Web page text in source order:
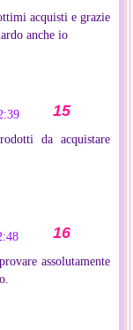
acquisti e grazie
anche io
da acquistare
assolutamente